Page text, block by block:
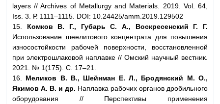
layers // Archives of Metallurgy and Materials. 2019. Vol. 64,
Iss. 3. Р. 1111–1115. DOI: 10.24425/amm.2019.129502
15.
Комков В. Г., Губарь С. А., Воскресенский Г. Г.
Использование шеелитового концентрата для повышения
износостойкости рабочей поверхности, восстановленной
при электрошлаковой наплавке // Омский научный вестник.
2021. № 1(175). С. 17–21.
16. Меликов В. В., Шейнман Е. Л., Бродянский М. О.,
Якимов А. В. и др. Наплавка рабочих органов дробильного
оборудования // Перспективы применения